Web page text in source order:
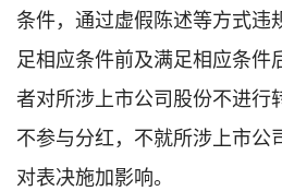
条件，通过虚假陈述等方式违
足相应条件前及满足相应条件
者对所涉上市公司股份不进行
不参与分红，不就所涉上市公
对表决施加影响。